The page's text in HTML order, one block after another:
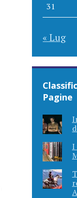
31
« Lug
Pagine
I